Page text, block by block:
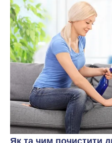
Як та чим почистити